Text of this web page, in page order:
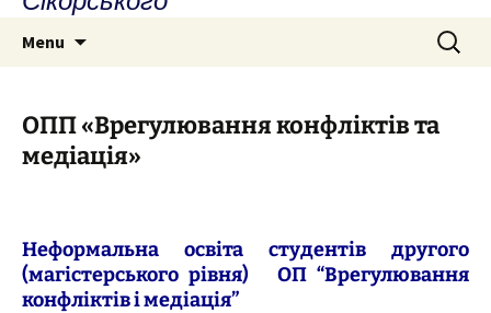
Menu
Search
for:
ОПП «Врегулювання конфліктів та
медіація»
Неформальна освіта студентів другого
(магістерського рівня) ОП “Врегулювання
конфліктів і медіація”